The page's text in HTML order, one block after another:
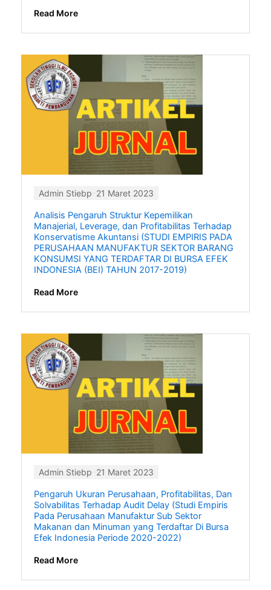
Read More
Admin Stiebp 21 Maret 2023
Analisis Pengaruh Struktur Kepemilikan
Manajerial, Leverage, dan Profitabilitas Terhadap
Konservatisme Akuntansi (STUDI EMPIRIS PADA
PERUSAHAAN MANUFAKTUR SEKTOR BARANG
KONSUMSI YANG TERDAFTAR DI BURSA EFEK
INDONESIA (BEI) TAHUN 2017-2019)
Read More
Admin Stiebp 21 Maret 2023
Pengaruh Ukuran Perusahaan, Profitabilitas, Dan
Solvabilitas Terhadap Audit Delay (Studi Empiris
Pada Perusahaan Manufaktur Sub Sektor
Makanan dan Minuman yang Terdaftar Di Bursa
Efek Indonesia Periode 2020-2022)
Read More